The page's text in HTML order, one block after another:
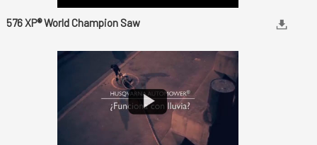
576 XP® World Champion Saw